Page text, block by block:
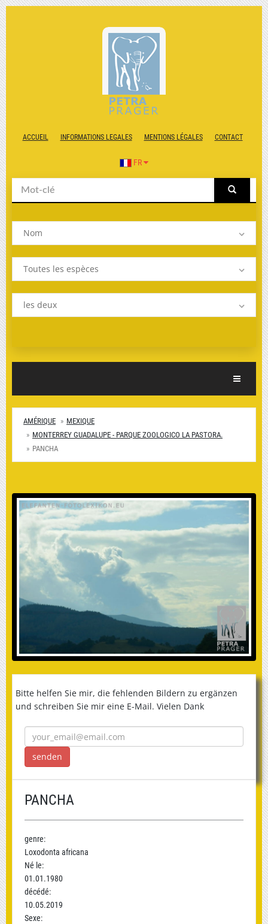
ACCUEIL INFORMATIONS LEGALES MENTIONS LÉGALES CONTACT
FR
Nom
Toutes les espèces
les deux
Toggle
AMÉRIQUE
MEXIQUE
MONTERREY GUADALUPE - PARQUE ZOOLOGICO LA PASTORA.
PANCHA
Bitte helfen Sie mir, die fehlenden Bildern zu ergänzen
und schreiben Sie mir eine E-Mail. Vielen Dank
PANCHA
genre:
Loxodonta africana
Né le:
01.01.1980
décédé:
10.05.2019
Sexe: